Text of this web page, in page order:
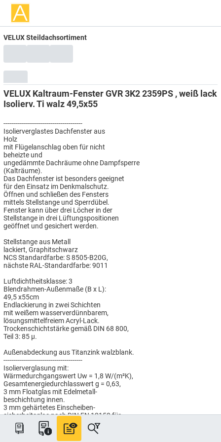
VELUX Steildachsortiment
VELUX Kaltraum-Fenster GVR 3K2 2359PS , weiß lack
Isolierv. Ti walz 49,5x55
----------------------------------------
Isolierverglastes Dachfenster aus
Holz
mit Flügelanschlag oben für nicht
beheizte und
ungedämmte Dachräume ohne Dampfsperre
(Kalträume).
Das Dachfenster ist besonders geeignet
für den Einsatz im Denkmalschutz.
Öffnen und schließen des Fensters
mittels Stellstange und Sperrdübel.
Fenster kann über drei Löcher in der
Stellstange in drei Lüftungspositionen
geöffnet und gesichert werden.
Stellstange aus Metall
lackiert, Graphitschwarz
NCS Standardfarbe: S 8505-B20G,
nächste RAL-Standardfarbe: 9011
Luftdichtheitsklasse: 3
Blendrahmen-Außenmaße (B x L):
49,5 x55cm
Endlackierung in zwei Schichten
mit weißem wasserverdünnbarem,
lösungsmittelfreiem Acryl-Lack.
Trockenschichtstärke gemäß DIN 68 800,
Teil 3: 85 µ.
Außenabdeckung aus Titanzink walzblank.
----------------------------------------
Isolierverglasung mit:
Wärmedurchgangswert Uw = 1,8 W/(m²K),
Gesamtenergiedurchlasswert g = 0,63,
3 mm Floatglas mit Edelmetall-
beschichtung innen.
3 mm gehärtetes Einscheiben-
sicherheitsglas nach DIN EN 12150 für
erhöhte Hagelsicherheit außen.
Alle technischen Werte sind normgemäß